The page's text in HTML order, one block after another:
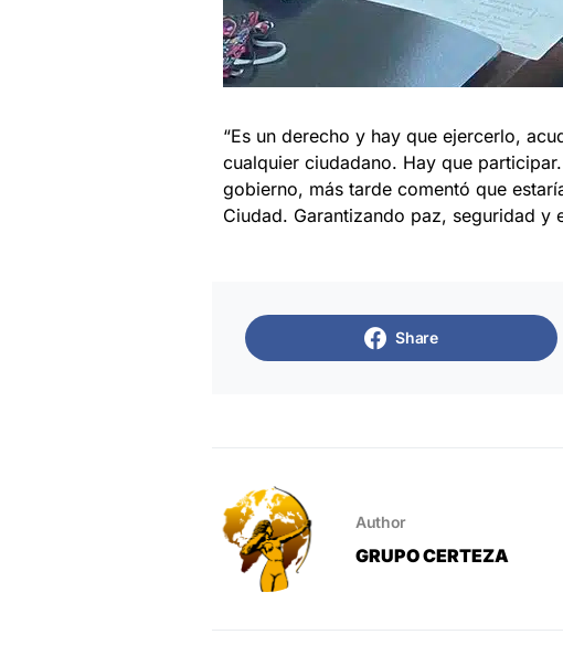
“Es un derecho y hay que ejercerlo,
cualquier ciudadano. Hay que
gobierno, más tarde comentó que
Ciudad. Garantizando paz, seguridad y
Share
Author
GRUPO CERTEZA